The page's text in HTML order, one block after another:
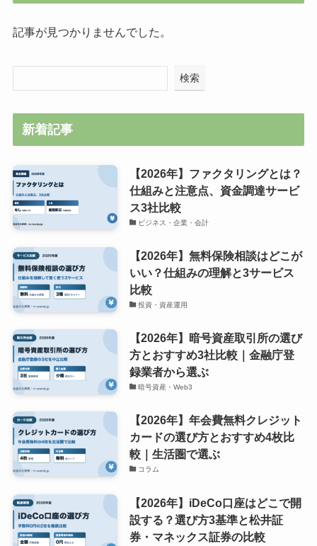
記事が見つかりませんでした。
検索
新着記事
【2026年】ファクタリングとは？
仕組みと注意点、資金調達サービ
ス3社比較
ビジネス・企業・会計
【2026年】無料保険相談はどこが
いい？仕組みの理解と3サービス
比較
投資・資産運用
【2026年】暗号資産取引所の選び
方とおすすめ3社比較｜金融庁登
録業者から選ぶ
暗号資産・Web3
【2026年】年会費無料クレジット
カードの選び方とおすすめ4枚比
較｜生活圏で選ぶ
コラム
【2026年】iDeCo口座はどこで開
設する？選び方3基準と松井証
券・マネックス証券の比較